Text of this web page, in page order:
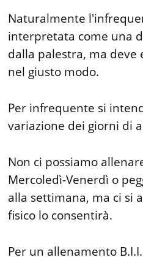
Naturalmente
interpretata come una
dalla palestra, ma deve
nel giusto modo.
Per infrequente si
variazione dei giorni di
Non ci possiamo
Mercoledì-Venerdì o
alla settimana, ma ci si
fisico lo consentirà.
Per un allenamento